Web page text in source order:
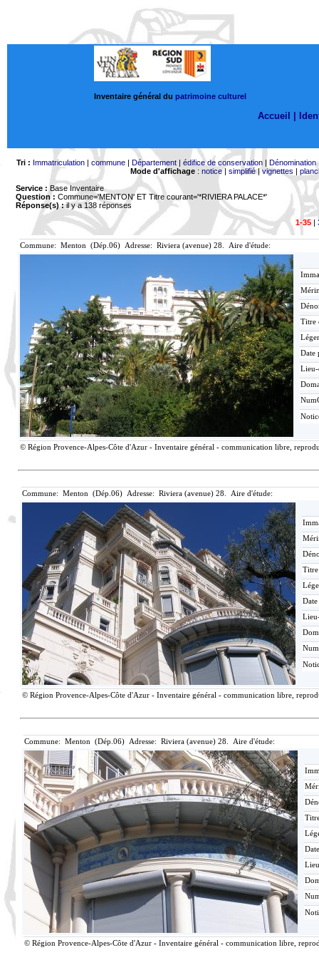
Inventaire général du patrimoine culturel
Accueil |
Tri : Immatriculation| commune| Département| édifice de conservation| Dénomination
Mode d'affichage: notice| simplifié|vignettes |
Service : Base Inventaire
Question : Commune='MENTON' ET Titre courant='*RIVIERA PALACE*'
Réponse(s) :il y a 138 réponses
1-35|
Commune: Menton (Dép.06) Adresse: Riviera (avenue) 28. Aire d'étude:
Titre
Date
© Région Provence-Alpes-Côte d'Azur - Inventaire général - communication libre,
Commune: Menton (Dép.06) Adresse: Riviera (avenue) 28. Aire d'étude:
© Région Provence-Alpes-Côte d'Azur - Inventaire général - communication libre,
Commune: Menton (Dép.06) Adresse: Riviera (avenue) 28. Aire d'étude:
© Région Provence-Alpes-Côte d'Azur - Inventaire général - communication libre,